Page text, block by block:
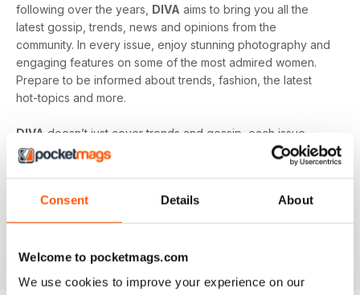
Consent Details About
Welcome to pocketmags.com
We use cookies to improve your experience on our
following over the years, DIVA aims to bring you all the
latest gossip, trends, news and opinions from the
community. In every issue, enjoy stunning photography and
engaging features on some of the most admired women.
Prepare to be informed about trends, fashion, the latest
hot-topics and more.
DIVA doesn’t just cover trends and gossip, each issue
tackles some of the biggest issues in popular culture. From
racism in the LGBT community to mental health and the
DIVAdoesn’t shy away from the big issues. You’ll learn
something new in every single issue ofDIVA magazine,
lesbian and bisexual community.